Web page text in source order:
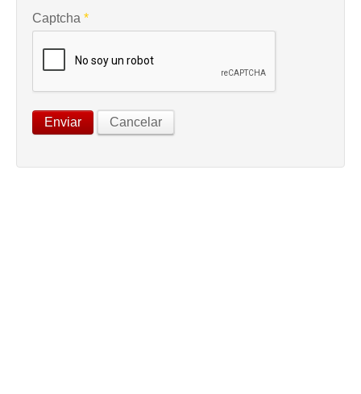
Captcha *
Enviar Cancelar